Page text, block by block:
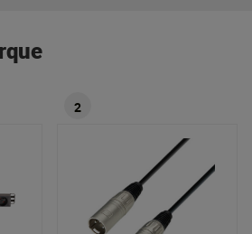
2